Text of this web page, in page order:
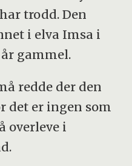
trodd. Den
i elva Imsa i
år gammel.
redde der den
det er ingen som
overleve i